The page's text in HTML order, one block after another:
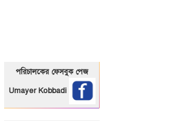
পরিচালকের ফেসবুক পেজ
Umayer Kobbadi